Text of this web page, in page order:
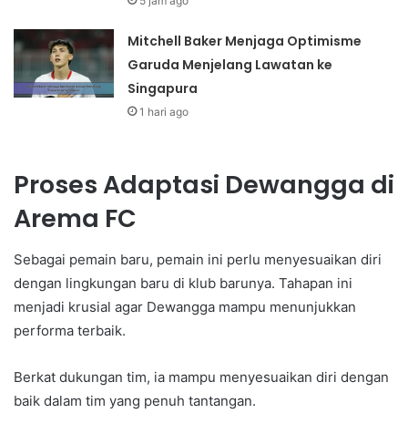
Mitchell Baker Menjaga Optimisme
Garuda Menjelang Lawatan ke
Singapura
1 hari ago
Proses Adaptasi Dewangga di
Arema FC
Sebagai pemain baru, pemain ini perlu menyesuaikan diri
dengan lingkungan baru di klub barunya. Tahapan ini
menjadi krusial agar Dewangga mampu menunjukkan
performa terbaik.
Berkat dukungan tim, ia mampu menyesuaikan diri dengan
baik dalam tim yang penuh tantangan.